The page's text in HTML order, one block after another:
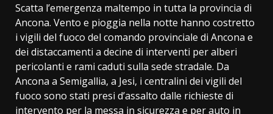
Scatta l’emergenza maltempo in tutta la provincia di
Ancona. Vento e pioggia nella notte hanno costretto
i vigili del fuoco del comando provinciale di Ancona e
dei distaccamenti a decine di interventi per alberi
pericolanti e rami caduti sulla sede stradale. Da
Ancona a Semigallia, a Jesi, i centralini dei vigili del
fuoco sono stati presi d’assalto dalle richieste di
intervento per la messa in sicurezza e per auto in